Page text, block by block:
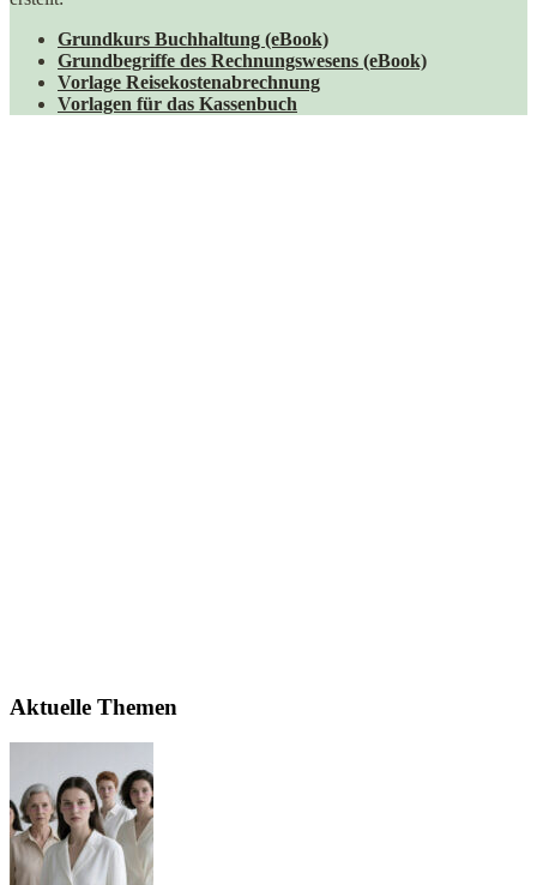
Grundkurs Buchhaltung (eBook)
Grundbegriffe des Rechnungswesens (eBook)
Vorlage Reisekostenabrechnung
Vorlagen für das Kassenbuch
Aktuelle Themen